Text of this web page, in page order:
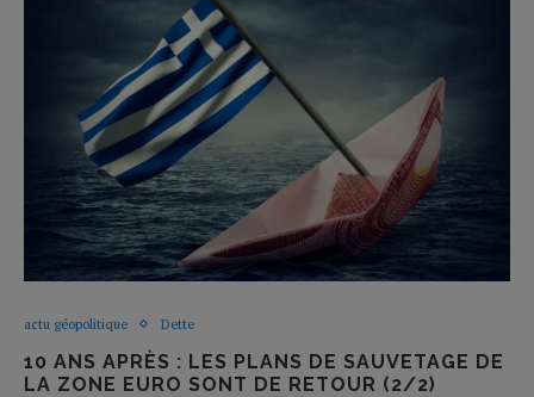
actu géopolitique Dette
10 ANS APRÈS : LES PLANS DE SAUVETAGE DE
LA ZONE EURO SONT DE RETOUR (2/2)